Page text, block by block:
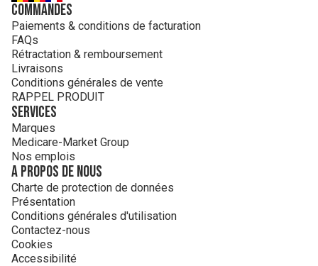
Commandes
Paiements & conditions de facturation
FAQs
Rétractation & remboursement
Livraisons
Conditions générales de vente
RAPPEL PRODUIT
Services
Marques
Medicare-Market Group
Nos emplois
A propos de nous
Charte de protection de données
Présentation
Conditions générales d'utilisation
Contactez-nous
Cookies
Accessibilité